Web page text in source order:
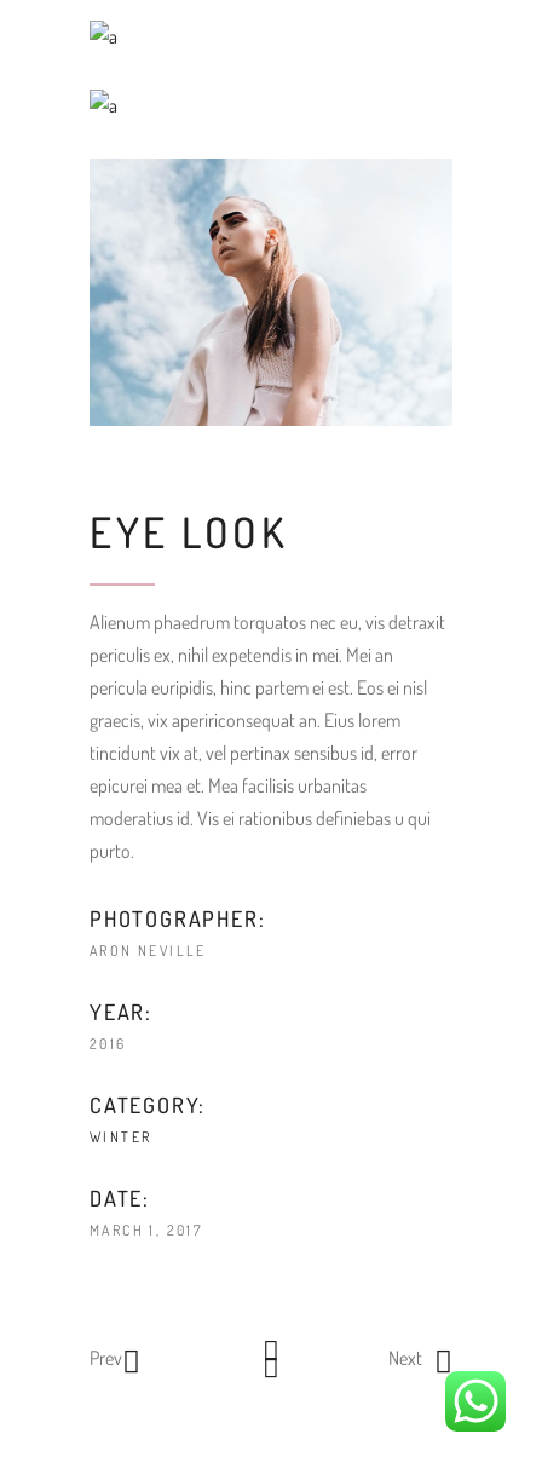
EYE LOOK
Alienum phaedrum torquatos nec eu, vis detraxit
periculis ex, nihil expetendis in mei. Mei an
pericula euripidis, hinc partem ei est. Eos ei nisl
graecis, vix apeririconsequat an. Eius lorem
tincidunt vix at, vel pertinax sensibus id, error
epicurei mea et. Mea facilisis urbanitas
moderatius id. Vis ei rationibus definiebas u qui
purto.
PHOTOGRAPHER:
ARON NEVILLE
YEAR:
2016
CATEGORY:
WINTER
DATE:
MARCH 1, 2017
Prev Next